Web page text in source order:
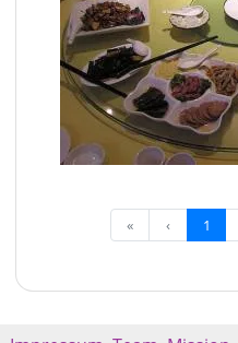
« ‹ 1